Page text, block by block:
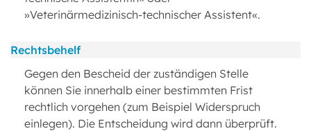
»Veterinärmedizinisch-technischer Assistent«.
Rechtsbehelf
Gegen den Bescheid der zuständigen Stelle
können Sie innerhalb einer bestimmten Frist
rechtlich vorgehen (zum Beispiel Widerspruch
einlegen). Die Entscheidung wird dann überprüft.